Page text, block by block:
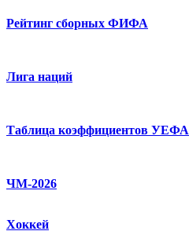
Рейтинг сборных ФИФА
Лига наций
Таблица коэффициентов УЕФА
ЧМ-2026
Хоккей